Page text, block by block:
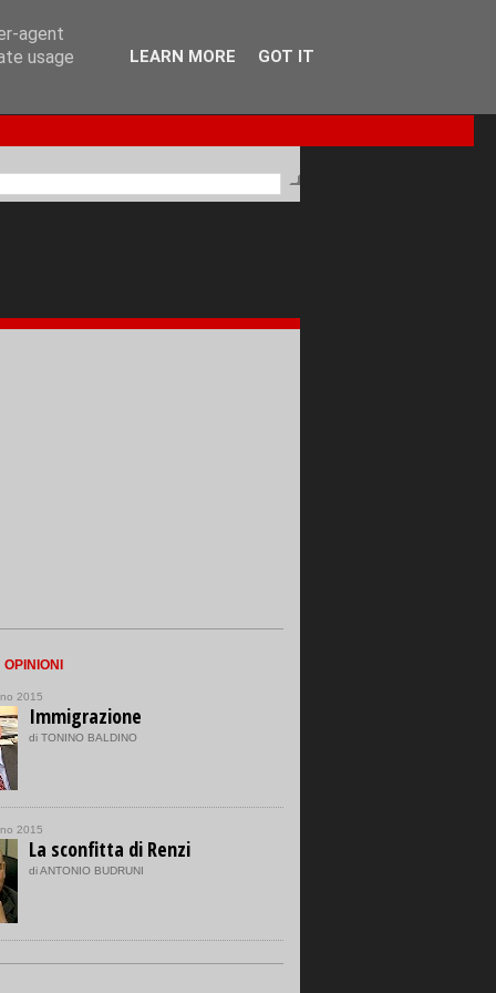
OPINIONI
2015
Immigrazione
di TONINO BALDINO
2015
La sconfitta di Renzi
di ANTONIO BUDRUNI
agent
usage
LEARN MORE GOT IT